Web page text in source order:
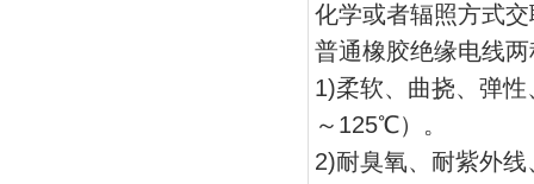
化学或者辐照方式
普通橡胶绝缘电线
1)柔软、曲挠、弹
～125℃）。
2)耐臭氧、耐紫外